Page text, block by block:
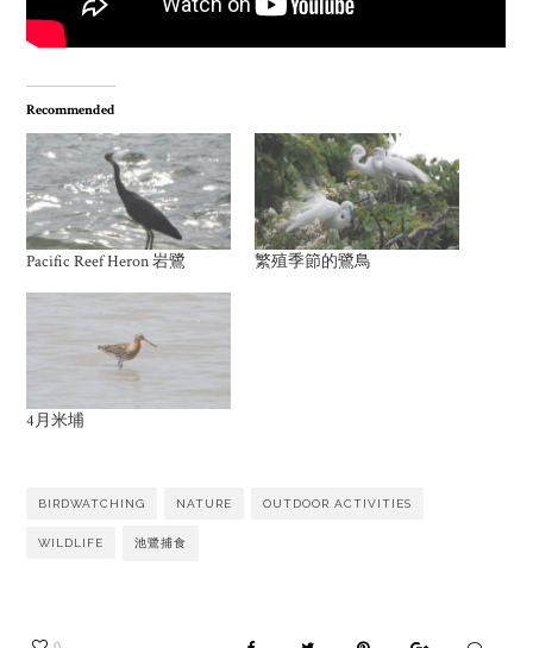
Recommended
Pacific Reef Heron 岩鷺 繁殖季節的鷺鳥
4月米埔
BIRDWATCHING NATURE OUTDOOR ACTIVITIES
WILDLIFE 池鷺捕食